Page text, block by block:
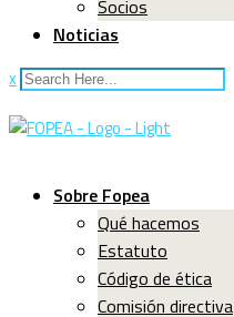
Socios
Noticias
x
Sobre Fopea
Qué hacemos
Estatuto
Código de ética
Comisión directiva